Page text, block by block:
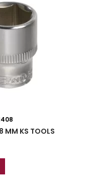
MM KS TOOLS